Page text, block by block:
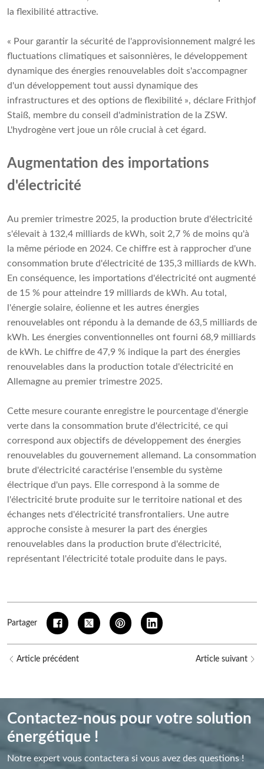
la flexibilité attractive.
« Pour garantir la sécurité de l'approvisionnement malgré les
fluctuations climatiques et saisonnières, le développement
dynamique des énergies renouvelables doit s'accompagner
d'un développement tout aussi dynamique des
infrastructures et des options de flexibilité », déclare Frithjof
Staiß, membre du conseil d'administration de la ZSW.
L'hydrogène vert joue un rôle crucial à cet égard.
Augmentation des importations
d'électricité
Au premier trimestre 2025, la production brute d'électricité
s'élevait à 132,4 milliards de kWh, soit 2,7 % de moins qu'à
la même période en 2024. Ce chiffre est à rapprocher d'une
consommation brute d'électricité de 135,3 milliards de kWh.
En conséquence, les importations d'électricité ont augmenté
de 15 % pour atteindre 19 milliards de kWh. Au total,
l'énergie solaire, éolienne et les autres énergies
renouvelables ont répondu à la demande de 63,5 milliards de
kWh. Les énergies conventionnelles ont fourni 68,9 milliards
de kWh. Le chiffre de 47,9 % indique la part des énergies
renouvelables dans la production totale d'électricité en
Allemagne au premier trimestre 2025.
Cette mesure courante enregistre le pourcentage d'énergie
verte dans la consommation brute d'électricité, ce qui
correspond aux objectifs de développement des énergies
renouvelables du gouvernement allemand. La consommation
brute d'électricité caractérise l'ensemble du système
électrique d'un pays. Elle correspond à la somme de
l'électricité brute produite sur le territoire national et des
échanges nets d'électricité transfrontaliers. Une autre
approche consiste à mesurer la part des énergies
renouvelables dans la production brute d'électricité,
représentant l'électricité totale produite dans le pays.
Partager
Article précédent Article suivant
Contactez-nous pour votre solution
énergétique !
Notre expert vous contactera si vous avez des questions !